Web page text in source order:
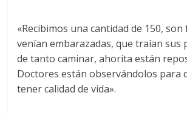
«Recibimos una cantidad de 150,
venían embarazadas, que traían sus
de tanto caminar, ahorita están
Doctores están observándolos para
tener calidad de vida».